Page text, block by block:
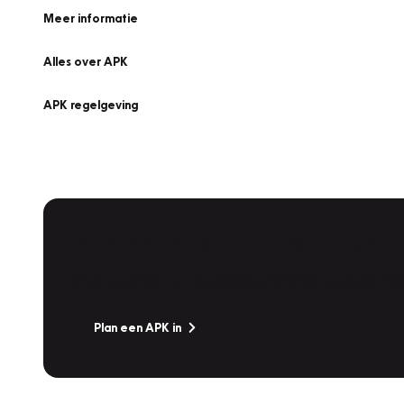
Meer informatie
Alles over APK
APK regelgeving
Plan een APK in